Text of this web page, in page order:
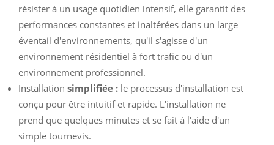
résister à un usage quotidien intensif, elle garantit des
performances constantes et inaltérées dans un large
éventail d'environnements, qu'il s'agisse d'un
environnement résidentiel à fort trafic ou d'un
environnement professionnel.
Installation simplifiée :le processus d'installation est
conçu pour être intuitif et rapide. L'installation ne
prend que quelques minutes et se fait à l'aide d'un
simple tournevis.